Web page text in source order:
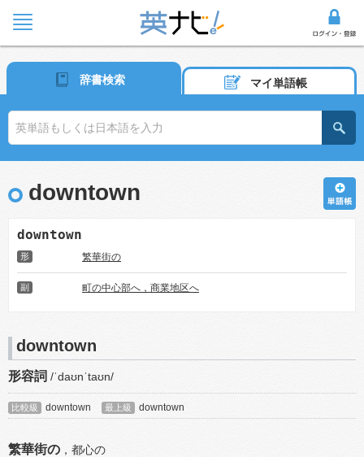
辞書検索 マイ単語帳
downtown
downtown
形 繁華街の
副 町の中心部へ，商業地区へ
downtown
形容詞 /ˈdaʊnˈtaʊn/
比較級 downtown 最上級 downtown
繁華街の ， 都心の